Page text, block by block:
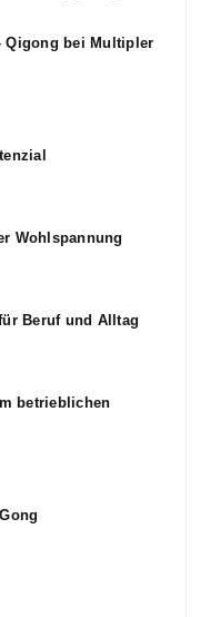
Qigong bei Multipler
Wohlspannung
Beruf und Alltag
betrieblichen